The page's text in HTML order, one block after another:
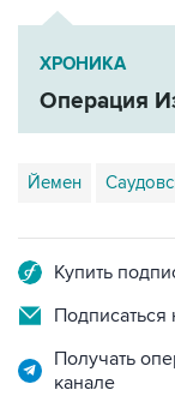
ХРОНИКА
Операция
Йемен
Купить
Подписаться
Получать
канале